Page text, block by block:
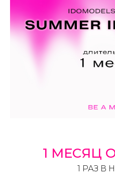
1 МЕСЯЦ
1 РАЗ В